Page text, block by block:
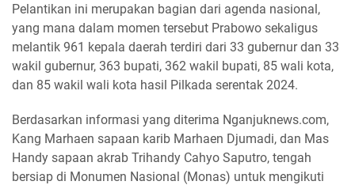
Pelantikan ini merupakan bagian dari agenda nasional,
yang mana dalam momen tersebut Prabowo sekaligus
melantik 961 kepala daerah terdiri dari 33 gubernur dan 33
wakil gubernur, 363 bupati, 362 wakil bupati, 85 wali kota,
dan 85 wakil wali kota hasil Pilkada serentak 2024.
Berdasarkan informasi yang diterima Nganjuknews.com,
Kang Marhaen sapaan karib Marhaen Djumadi, dan Mas
Handy sapaan akrab Trihandy Cahyo Saputro, tengah
bersiap di Monumen Nasional (Monas) untuk mengikuti